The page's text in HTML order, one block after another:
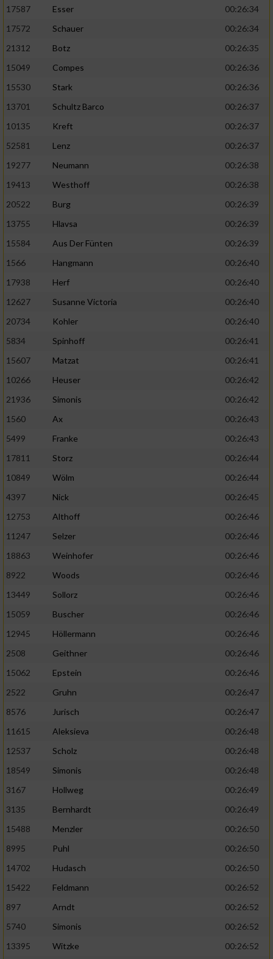
17587 Esser
00:26:34
17572
Schauer
00:26:34
21312
Botz
00:26:35
15049
Compes
00:26:36
15530
Stark
00:26:36
13701
Schultz Barco
00:26:37
10135
Kreft
00:26:37
52581
Lenz
00:26:37
19277
Neumann
00:26:38
19413
Westhoff
00:26:38
20522
Burg
00:26:39
13755
Hlavsa
00:26:39
15584
Aus Der Fünten
00:26:39
1566
Hangmann
00:26:40
17938
Herf
00:26:40
12627
Susanne Victoria
00:26:40
20734
Kohler
00:26:40
5834
Spinhoff
00:26:41
15607
Matzat
00:26:41
10266
Heuser
00:26:42
21936
Simonis
00:26:42
1560
Ax
00:26:43
5499
Franke
00:26:43
17811
Storz
00:26:44
10849
Wölm
00:26:44
4397
Nick
00:26:45
12753
Althoff
00:26:46
11247
Selzer
00:26:46
18863
Weinhofer
00:26:46
8922
Woods
00:26:46
13449
Sollorz
00:26:46
15059
Buscher
00:26:46
12945
Höllermann
00:26:46
2508
Geithner
00:26:46
15062
Epstein
00:26:46
2522
Gruhn
00:26:47
8576
Jurisch
00:26:47
11615
Aleksieva
00:26:48
12537
Scholz
00:26:48
18549
Simonis
00:26:48
3167
Hollweg
00:26:49
3135
Bernhardt
00:26:49
15488
Menzler
00:26:50
8995
Puhl
00:26:50
14702
Hudasch
00:26:50
15422
Feldmann
00:26:52
897
Arndt
00:26:52
5740
Simonis
00:26:52
13395
Witzke
00:26:52